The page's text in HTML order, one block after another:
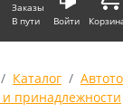
Заказы
В пути
Войти
Каталог
и принадлежности